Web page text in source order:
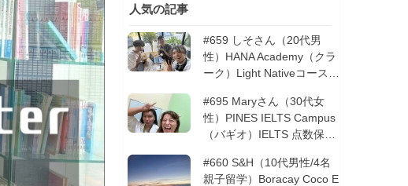
人気の記事
#659 しそさん（20代男
性）HANA Academy（クラ
ーク）Light Nativeコース 4
#695 Maryさん（30代女
性）PINES IELTS Campus
（バギオ）IELTS 点数保証
#660 S&H（10代男性/4名
親子留学）Boracay Coco E